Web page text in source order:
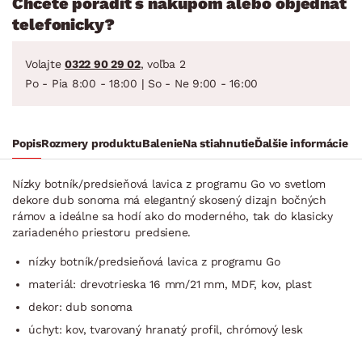
telefonicky?
Volajte 0322 90 29 02, voľba 2
Po - Pia 8:00 - 18:00 | So - Ne 9:00 - 16:00
PopisRozmery produktuBalenieNa stiahnutieĎalšie informácie
Nízky botník/predsieňová lavica z programu Go vo svetlom
dekore dub sonoma má elegantný skosený dizajn bočných
rámov a ideálne sa hodí ako do moderného, tak do klasicky
zariadeného priestoru predsiene.
nízky botník/predsieňová lavica z programu Go
materiál: drevotrieska 16 mm/21 mm, MDF, kov, plast
dekor: dub sonoma
úchyt: kov, tvarovaný hranatý profil, chrómový lesk